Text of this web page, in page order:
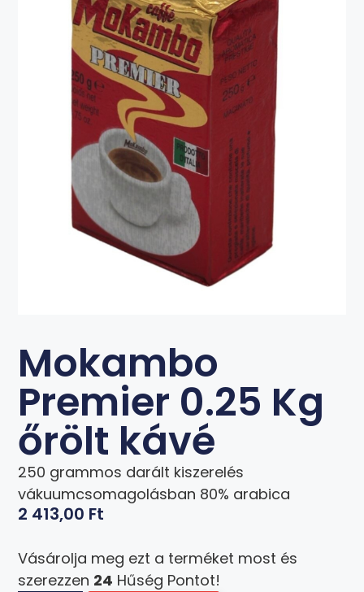
Mokambo
Premier 0.25 Kg
őrölt kávé
250 grammos darált kiszerelés
vákuumcsomagolásban 80% arabica
2 413,00 Ft
Vásárolja meg ezt a terméket most és
szerezzen 24 Hűség Pontot!